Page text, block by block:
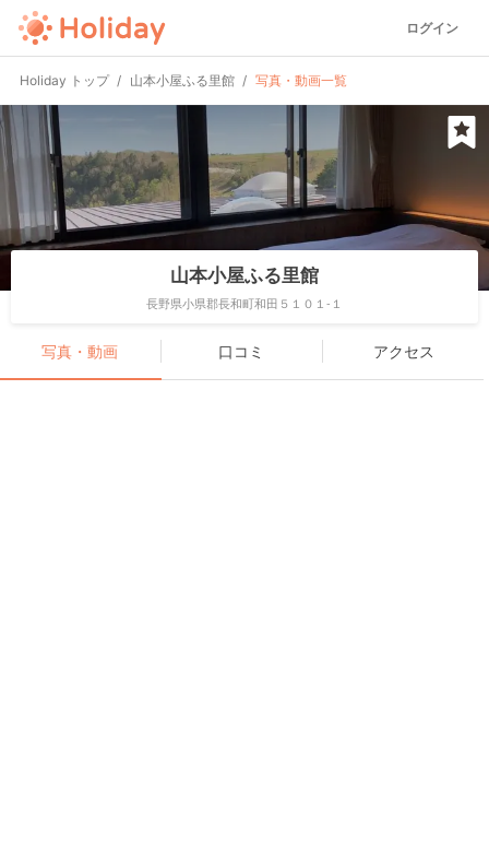
ログイン
Holiday トップ 山本小屋ふる里館 写真・動画一覧
山本小屋ふる里館
長野県小県郡長和町和田５１０１-１
写真・動画 口コミ アクセス